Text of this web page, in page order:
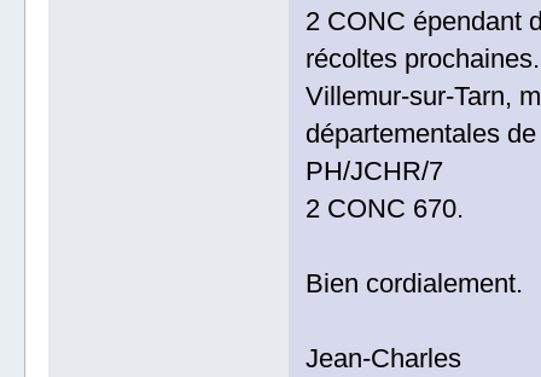
2 CONC épendant
récoltes
Villemur-sur-Tarn,
départementales
PH/JCHR/7
2 CONC 670.
Bien cordialement.
Jean-Charles